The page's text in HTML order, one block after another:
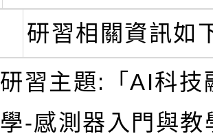
研習相關資訊如
研習主題:「AI科技
學-感測器入門與教